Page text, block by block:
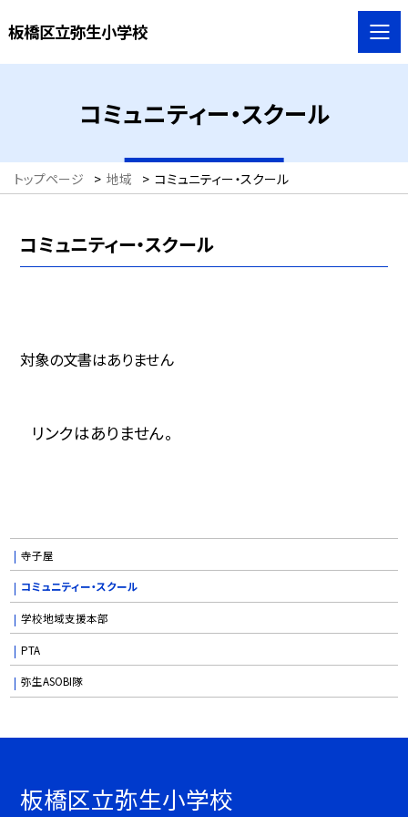
板橋区立弥生小学校
コミュニティー・スクール
トップページ > 地域 > コミュニティー・スクール
コミュニティー・スクール
対象の文書はありません
リンクはありません。
寺子屋
コミュニティー・スクール
学校地域支援本部
PTA
弥生ASOBI隊
板橋区立弥生小学校